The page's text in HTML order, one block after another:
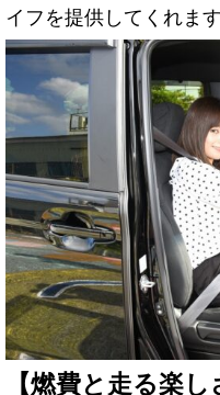
イフを提供してくれます
【燃費と走る楽し